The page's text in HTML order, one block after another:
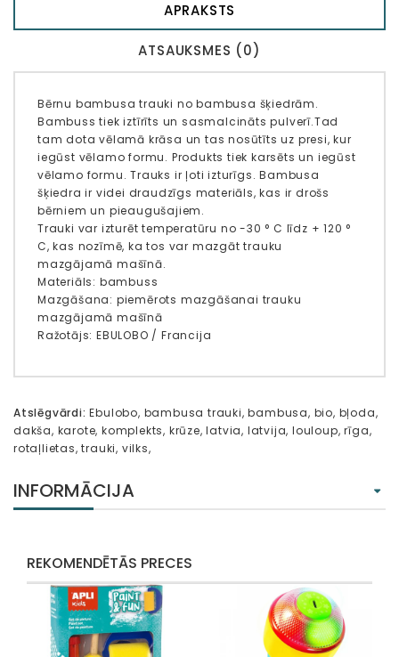
APRAKSTS
ATSAUKSMES (0)
Bērnu bambusa trauki no bambusa šķiedrām.
Bambuss tiek iztīrīts un sasmalcināts pulverī.Tad
tam dota vēlamā krāsa un tas nosūtīts uz presi, kur
iegūst vēlamo formu. Produkts tiek karsēts un iegūst
vēlamo formu. Trauks ir ļoti izturīgs. Bambusa
šķiedra ir videi draudzīgs materiāls, kas ir drošs
bērniem un pieaugušajiem.
Trauki var izturēt temperatūru no -30 ° C līdz + 120 °
C, kas nozīmē, ka tos var mazgāt trauku
mazgājamā mašīnā.
Materiāls: bambuss
Mazgāšana: piemērots mazgāšanai trauku
mazgājamā mašīnā
Ražotājs: EBULOBO / Francija
Atslēgvārdi: Ebulobo, bambusa trauki,bambusa, bio, bļoda,
dakša, karote,komplekts, krūze,latvia, latvija,louloup,rīga,
rotaļlietas,trauki, vilks,
INFORMĀCIJA
REKOMENDĒTĀS PRECES